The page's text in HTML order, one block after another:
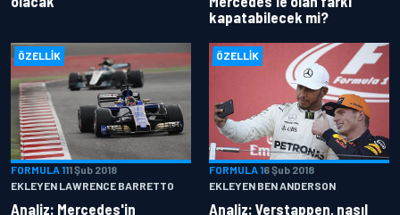
kapatabilecek mi?
ÖZELLIK
FORMULA 111 Şub 2018
EKLEYEN LAWRENCE BARRETTO
Analiz: Mercedes'in
ÖZELLIK
FORMULA 16 Şub 2018
EKLEYEN BEN ANDERSON
Analiz: Verstappen, nasıl